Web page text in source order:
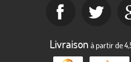
Livraison à partir de